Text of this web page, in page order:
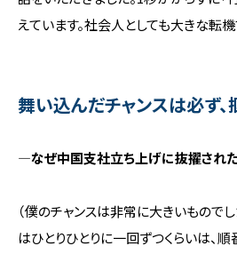
えています。社会人としても大きな転機
舞い込んだチャンスは必ず、
―なぜ中国支社立ち上げに抜擢され
（僕のチャンスは非常に大きいもので
はひとりひとりに一回ずつくらいは、